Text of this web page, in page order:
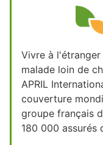
Vivre à
malade loin de
APRIL
couverture
groupe français
180 000 assurés